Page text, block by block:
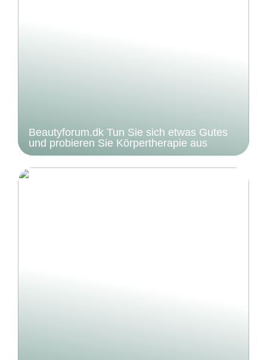
Beautyforum.dk Tun Sie sich etwas Gutes
und probieren Sie Körpertherapie aus